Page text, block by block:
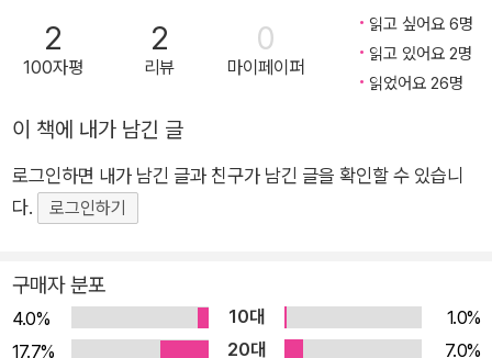
2
100자평
2
리뷰
0
마이페이퍼
읽고 싶어요 6명
읽고 있어요 2명
읽었어요 26명
이 책에 내가 남긴 글
로그인하면 내가 남긴 글과 친구가 남긴 글을 확인할 수 있습니
다.
로그인하기
구매자 분포
4.0% 10대
1.0%
17.7%
20대 7.0%